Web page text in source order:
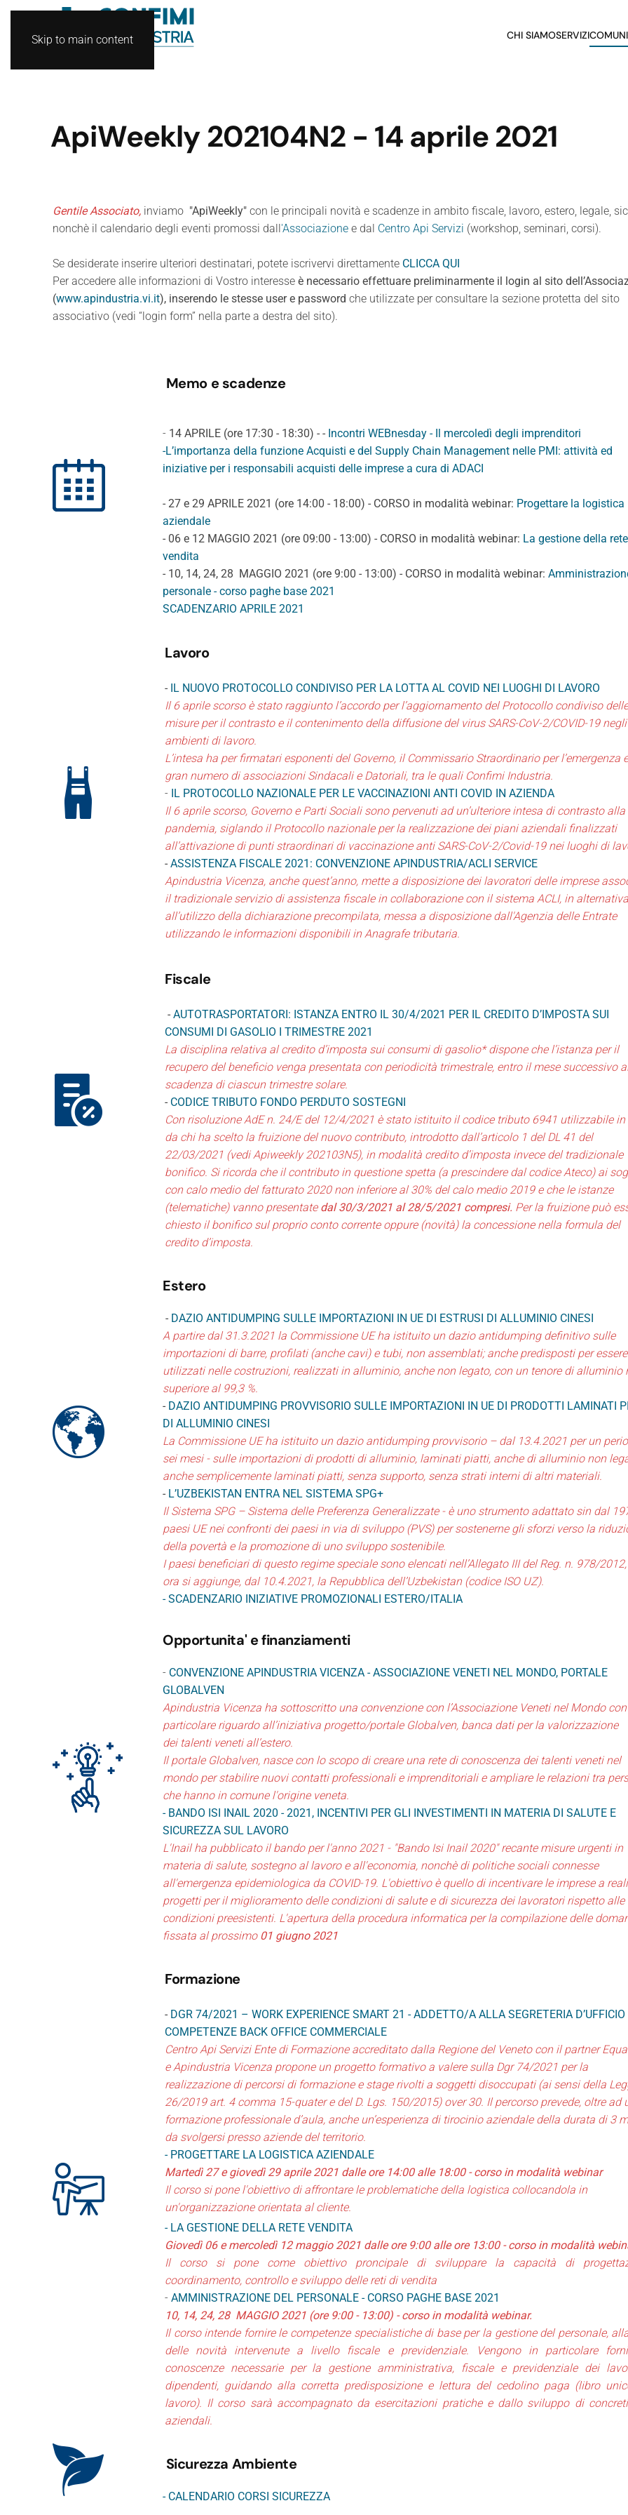
Skip to main content CHI SIAMOSERVIZI
ApiWeekly 202104N2 - 14 aprile 2021
Gentile Associato, inviamo "ApiWeekly" con le principali novità e scadenze in ambito fiscale, lavoro, estero, legale,
nonchè il calendario degli eventi promossi dall'Associazione e dal Centro Api Servizi (workshop, seminari, corsi).
Se desiderate inserire ulteriori destinatari, potete iscrivervi direttamente CLICCA QUI
Per accedere alle informazioni di Vostro interesse è necessario effettuare preliminarmente il login al sito
(www.apindustria.vi.it), inserendo le stesse user e password che utilizzate per consultare la sezione protetta del sito
associativo (vedi “login form” nella parte a destra del sito).
Memo e scadenze
- 14 APRILE (ore 17:30 - 18:30) - - Incontri WEBnesday - Il mercoledì degli imprenditori
-L’importanza della funzione Acquisti e del Supply Chain Management nelle PMI: attività ed
iniziative per i responsabili acquisti delle imprese a cura di ADACI
- 27 e 29 APRILE 2021 (ore 14:00 - 18:00) - CORSO in modalità webinar: Progettare la logistica
aziendale
- 06 e 12 MAGGIO 2021 (ore 09:00 - 13:00) - CORSO in modalità webinar: La gestione della rete
vendita
- 10, 14, 24, 28 MAGGIO 2021 (ore 9:00 - 13:00) - CORSO in modalità webinar:
personale - corso paghe base 2021
SCADENZARIO APRILE 2021
Lavoro
- IL NUOVO PROTOCOLLO CONDIVISO PER LA LOTTA AL COVID NEI LUOGHI DI LAVORO
Il 6 aprile scorso è stato raggiunto l’accordo per l’aggiornamento del Protocollo condiviso delle
misure per il contrasto e il contenimento della diffusione del virus SARS-CoV-2/COVID-19 negli
ambienti di lavoro.
L’intesa ha per firmatari esponenti del Governo, il Commissario Straordinario per l’emergenza
gran numero di associazioni Sindacali e Datoriali, tra le quali Confimi Industria.
- IL PROTOCOLLO NAZIONALE PER LE VACCINAZIONI ANTI COVID IN AZIENDA
Il 6 aprile scorso, Governo e Parti Sociali sono pervenuti ad un’ulteriore intesa di contrasto alla
pandemia, siglando il Protocollo nazionale per la realizzazione dei piani aziendali finalizzati
all’attivazione di punti straordinari di vaccinazione anti SARS-CoV-2/Covid-19 nei luoghi di
- ASSISTENZA FISCALE 2021: CONVENZIONE APINDUSTRIA/ACLI SERVICE
Apindustria Vicenza, anche quest’anno, mette a disposizione dei lavoratori delle imprese
il tradizionale servizio di assistenza fiscale in collaborazione con il sistema ACLI, in alternativa
all’utilizzo della dichiarazione precompilata, messa a disposizione dall'Agenzia delle Entrate
utilizzando le informazioni disponibili in Anagrafe tributaria.
Fiscale
- AUTOTRASPORTATORI: ISTANZA ENTRO IL 30/4/2021 PER IL CREDITO D’IMPOSTA SUI
CONSUMI DI GASOLIO I TRIMESTRE 2021
La disciplina relativa al credito d’imposta sui consumi di gasolio* dispone che l’istanza per il
recupero del beneficio venga presentata con periodicità trimestrale, entro il mese successivo
scadenza di ciascun trimestre solare.
- CODICE TRIBUTO FONDO PERDUTO SOSTEGNI
Con risoluzione AdE n. 24/E del 12/4/2021 è stato istituito il codice tributo 6941 utilizzabile in
da chi ha scelto la fruizione del nuovo contributo, introdotto dall’articolo 1 del DL 41 del
22/03/2021 (vedi Apiweekly 202103N5), in modalità credito d’imposta invece del tradizionale
bonifico. Si ricorda che il contributo in questione spetta (a prescindere dal codice Ateco) ai
con calo medio del fatturato 2020 non inferiore al 30% del calo medio 2019 e che le istanze
(telematiche) vanno presentate dal 30/3/2021 al 28/5/2021 compresi. Per la fruizione può
chiesto il bonifico sul proprio conto corrente oppure (novità) la concessione nella formula del
credito d’imposta.
Estero
- DAZIO ANTIDUMPING SULLE IMPORTAZIONI IN UE DI ESTRUSI DI ALLUMINIO CINESI
A partire dal 31.3.2021 la Commissione UE ha istituito un dazio antidumping definitivo sulle
importazioni di barre, profilati (anche cavi) e tubi, non assemblati; anche predisposti per essere
utilizzati nelle costruzioni, realizzati in alluminio, anche non legato, con un tenore di alluminio
superiore al 99,3 %.
- DAZIO ANTIDUMPING PROVVISORIO SULLE IMPORTAZIONI IN UE DI PRODOTTI LAMINATI
DI ALLUMINIO CINESI
La Commissione UE ha istituito un dazio antidumping provvisorio – dal 13.4.2021 per un
sei mesi - sulle importazioni di prodotti di alluminio, laminati piatti, anche di alluminio non
anche semplicemente laminati piatti, senza supporto, senza strati interni di altri materiali.
- L’UZBEKISTAN ENTRA NEL SISTEMA SPG+
Il Sistema SPG – Sistema delle Preferenza Generalizzate - è uno strumento adattato sin dal
paesi UE nei confronti dei paesi in via di sviluppo (PVS) per sostenerne gli sforzi verso la
della povertà e la promozione di uno sviluppo sostenibile.
I paesi beneficiari di questo regime speciale sono elencati nell’Allegato III del Reg. n. 978/
ora si aggiunge, dal 10.4.2021, la Repubblica dell’Uzbekistan (codice ISO UZ).
-SCADENZARIO INIZIATIVE PROMOZIONALI ESTERO/ITALIA
Opportunita' e finanziamenti
- CONVENZIONE APINDUSTRIA VICENZA - ASSOCIAZIONE VENETI NEL MONDO, PORTALE
GLOBALVEN
Apindustria Vicenza ha sottoscritto una convenzione con l’Associazione Veneti nel Mondo con
particolare riguardo all’iniziativa progetto/portale Globalven, banca dati per la valorizzazione
dei talenti veneti all’estero.
Il portale Globalven, nasce con lo scopo di creare una rete di conoscenza dei talenti veneti nel
mondo per stabilire nuovi contatti professionali e imprenditoriali e ampliare le relazioni tra
che hanno in comune l'origine veneta.
- BANDO ISI INAIL 2020 - 2021, INCENTIVI PER GLI INVESTIMENTI IN MATERIA DI SALUTE E
SICUREZZA SUL LAVORO
L'Inail ha pubblicato il bando per l'anno 2021 - "Bando Isi Inail 2020" recante misure urgenti in
materia di salute, sostegno al lavoro e all'economia, nonchè di politiche sociali connesse
all'emergenza epidemiologica da COVID-19. L'obiettivo è quello di incentivare le imprese a
progetti per il miglioramento delle condizioni di salute e di sicurezza dei lavoratori rispetto alle
condizioni preesistenti. L'apertura della procedura informatica per la compilazione delle
fissata al prossimo 01 giugno 2021
Formazione
- DGR 74/2021 – WORK EXPERIENCE SMART 21 - ADDETTO/A ALLA SEGRETERIA D’UFFICIO
COMPETENZE BACK OFFICE COMMERCIALE
Centro Api Servizi Ente di Formazione accreditato dalla Regione del Veneto con il partner
e Apindustria Vicenza propone un progetto formativo a valere sulla Dgr 74/2021 per la
realizzazione di percorsi di formazione e stage rivolti a soggetti disoccupati (ai sensi della
26/2019 art. 4 comma 15-quater e del D. Lgs. 150/2015) over 30. Il percorso prevede, oltre ad
formazione professionale d’aula, anche un’esperienza di tirocinio aziendale della durata di 3
da svolgersi presso aziende del territorio.
- PROGETTARE LA LOGISTICA AZIENDALE
Martedì 27 e giovedì 29 aprile 2021 dalle ore 14:00 alle 18:00 - corso in modalità webinar
Il corso si pone l'obiettivo di affrontare le problematiche della logistica collocandola in
un'organizzazione orientata al cliente.
- LA GESTIONE DELLA RETE VENDITA
Giovedì 06 e mercoledì 12 maggio 2021 dalle ore 9:00 alle ore 13:00 - corso in modalità
Il corso si pone come obiettivo proncipale di sviluppare la capacità di
coordinamento, controllo e sviluppo delle reti di vendita
- AMMINISTRAZIONE DEL PERSONALE - CORSO PAGHE BASE 2021
10, 14, 24, 28 MAGGIO 2021 (ore 9:00 - 13:00) - corso in modalità webinar.
Il corso intende fornire le competenze specialistiche di base per la gestione del personale,
delle novità intervenute a livello fiscale e previdenziale. Vengono in particolare
conoscenze necessarie per la gestione amministrativa, fiscale e previdenziale dei
dipendenti, guidando alla corretta predisposizione e lettura del cedolino paga (libro
lavoro). Il corso sarà accompagnato da esercitazioni pratiche e dallo sviluppo di
aziendali.
Sicurezza Ambiente
- CALENDARIO CORSI SICUREZZA